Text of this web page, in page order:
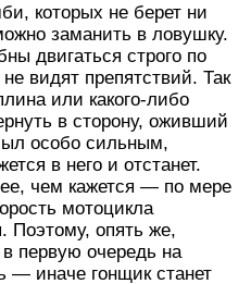
которых не берет ни
заманить в ловушку.
двигаться строго по
видят препятствий. Так
или какого-либо
в сторону, оживший
особо сильным,
в него и отстанет.
чем кажется — по мере
мотоцикла
Поэтому, опять же,
первую очередь на
— иначе гонщик станет